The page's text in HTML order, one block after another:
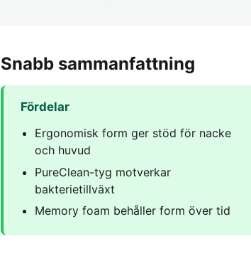
Snabb sammanfattning
Fördelar
Ergonomisk form ger stöd för nacke
och huvud
PureClean-tyg motverkar
bakterietillväxt
Memory foam behåller form över tid